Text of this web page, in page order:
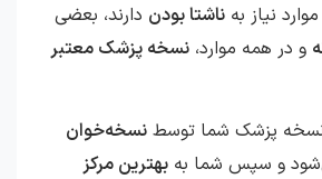
نیاز به ناشتا بودن دارند، بعضی
و در همه موارد، نسخه پزشک معتبر
نسخه‌خوان
و سپس شما به بهترین مرکز